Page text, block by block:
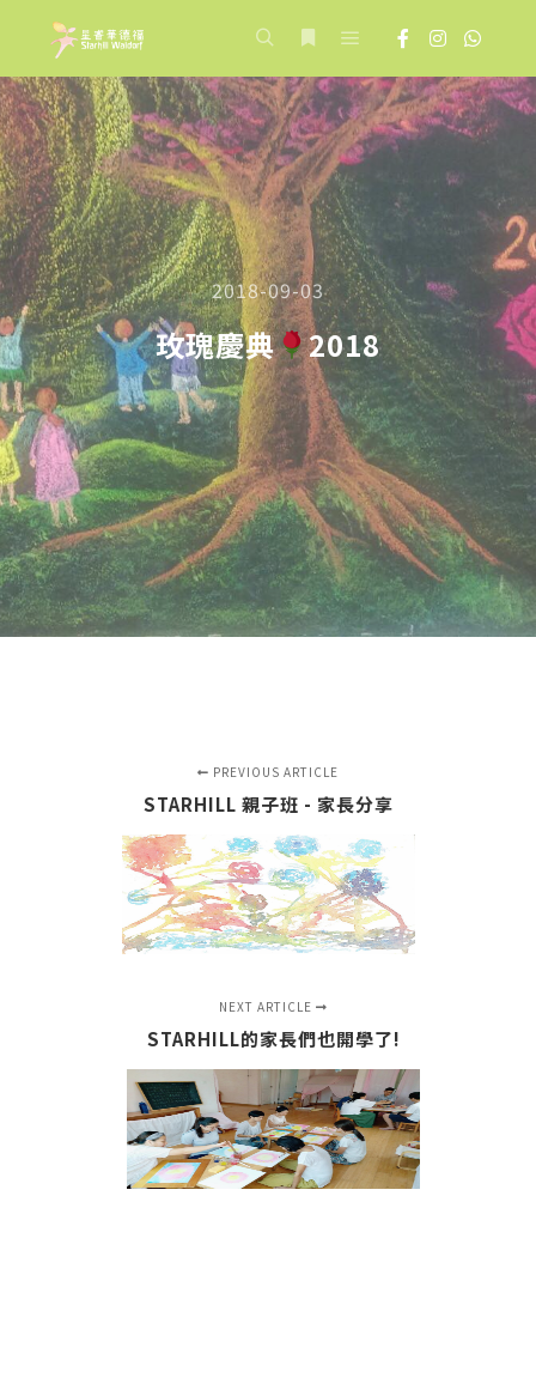
2018-09-03
玫瑰慶典 2018
PREVIOUS ARTICLE
STARHILL 親子班 - 家長分享
NEXT ARTICLE
STARHILL的家長們也開學了!